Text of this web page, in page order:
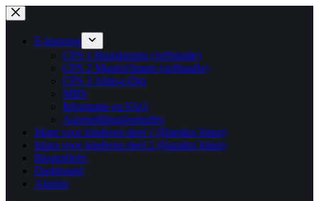
Ga
naar
inhoud
E-learning
CPS 1 Basiskennis (zelfstudie)
CPS 2 Moulvi/Imam (zelfstudie)
CPS 3 Alim-e-Din
MBS
Informatie en FAQ
Aanmeldingsformulier
Islam voor kinderen deel 1 (Hamāra Islam)
Islam voor kinderen deel 2 (Hamāra Islam)
Biografieën
Dashboard
Alumni